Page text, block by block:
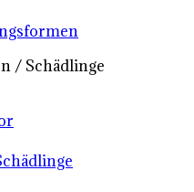
/ Schädlinge